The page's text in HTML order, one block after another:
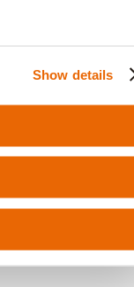
Show details
Office 365-
bruges til
vi ikke
din